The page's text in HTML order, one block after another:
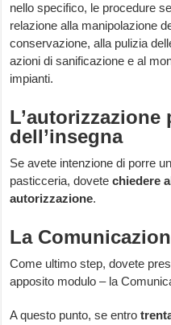
nello specifico, le procedure
relazione alla manipolazione
conservazione, alla pulizia
azioni di sanificazione e al
impianti.
L’autorizzazione
dell’insegna
Se avete intenzione di porre
pasticceria, dovete chiedere
autorizzazione.
La
Come ultimo step, dovete
apposito modulo – la
A questo punto, se entro